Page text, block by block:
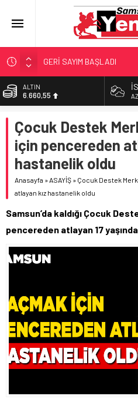
GERİ SAYIM BAŞLADI
SAMSUNSPOR’DA HEDEF
‘BAFRA’YA YATIRIM YAPIN!’
YÖNETİCİ SEÇERKEN
ALTIN
6.660,55
13.779,39
DOLAR
47,7111
55,1881
Çocuk Destek
için pencereden
hastanelik oldu
Anasayfa »ASAYİŞ » Çocuk Destek
atlayan kız hastanelik oldu
Samsun’da kaldığı Çocuk
pencereden atlayan 17